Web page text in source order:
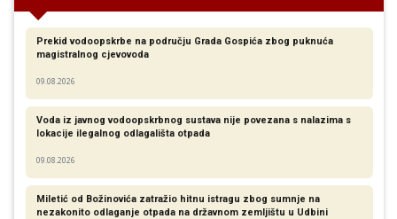
Prekid vodoopskrbe na području Grada Gospića zbog puknuća
magistralnog cjevovoda
09.08.2026
Voda iz javnog vodoopskrbnog sustava nije povezana s nalazima s
lokacije ilegalnog odlagališta otpada
09.08.2026
Miletić od Božinovića zatražio hitnu istragu zbog sumnje na
nezakonito odlaganje otpada na državnom zemljištu u Udbini